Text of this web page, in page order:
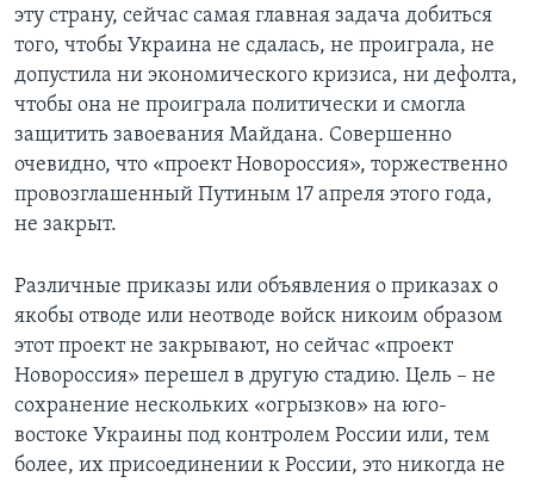
эту страну, сейчас самая главная задача добиться
того, чтобы Украина не сдалась, не проиграла, не
допустила ни экономического кризиса, ни дефолта,
чтобы она не проиграла политически и смогла
защитить завоевания Майдана. Совершенно
очевидно, что «проект Новороссия», торжественно
провозглашенный Путиным 17 апреля этого года,
не закрыт.
Различные приказы или объявления о приказах о
якобы отводе или неотводе войск никоим образом
этот проект не закрывают, но сейчас «проект
Новороссия» перешел в другую стадию. Цель – не
сохранение нескольких «огрызков» на юго-
востоке Украины под контролем России или, тем
более, их присоединении к России, это никогда не